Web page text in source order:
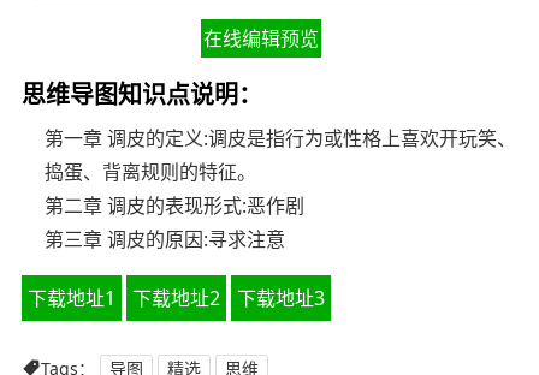
在线编辑预览
思维导图知识点说明：
第一章 调皮的定义:调皮是指行为或性格上喜欢开玩笑、
捣蛋、背离规则的特征。
第二章 调皮的表现形式:恶作剧
第三章 调皮的原因:寻求注意
下载地址1 下载地址2 下载地址3
Tags： 导图 精选 思维